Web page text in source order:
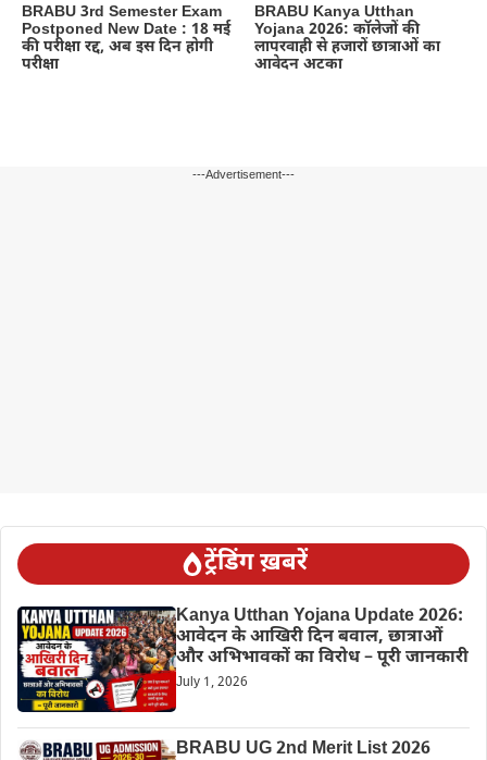
BRABU 3rd Semester Exam
Postponed New Date : 18 मई
की परीक्षा रद्द, अब इस दिन होगी
परीक्षा
BRABU Kanya Utthan
Yojana 2026: कॉलेजों की
लापरवाही से हजारों छात्राओं का
आवेदन अटका
---Advertisement---
ट्रेंडिंग ख़बरें
Kanya Utthan Yojana Update 2026:
आवेदन के आखिरी दिन बवाल, छात्राओं
और अभिभावकों का विरोध – पूरी जानकारी
July 1, 2026
BRABU UG 2nd Merit List 2026